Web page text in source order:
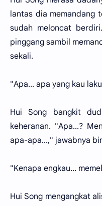
lantas dia memandang
sudah meloncat
pinggang sambil
sekali.
"Apa... apa yang kau
Hui Song bangkit
keheranan. "Apa...?
apa-apa...," jawabnya
"Kenapa engkau...
Hui Song mengangkat